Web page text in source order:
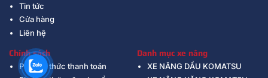
Tin tức
Cửa hàng
Liên hệ
Chính sách
Phương thức thanh toán
Danh mục xe nâng
XE NÂNG DẦU KOMATSU